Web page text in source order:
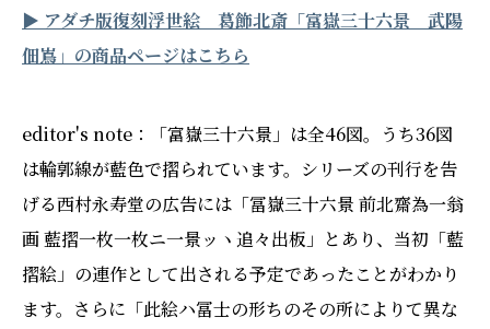
▶︎ アダチ版復刻浮世絵 葛飾北斎「富嶽三十六景 武陽
佃嶌」の商品ページはこちら
editor's note：「富嶽三十六景」は全46図。うち36図
は輪郭線が藍色で摺られています。シリーズの刊行を告
げる西村永寿堂の広告には「冨嶽三十六景 前北齋為一翁
画 藍摺一枚一枚ニ一景ッヽ追々出板」とあり、当初「藍
摺絵」の連作として出される予定であったことがわかり
ます。さらに「此絵ハ冨士の形ちのその所によりて異な